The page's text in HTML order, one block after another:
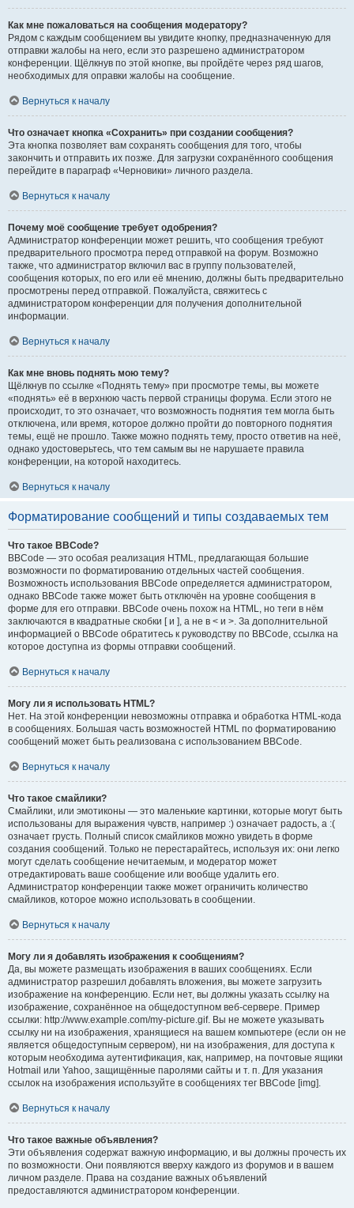
Как мне пожаловаться на сообщения модератору?
Рядом с каждым сообщением вы увидите кнопку, предназначенную для
отправки жалобы на него, если это разрешено администратором
конференции. Щёлкнув по этой кнопке, вы пройдёте через ряд шагов,
необходимых для оправки жалобы на сообщение.
Вернуться к началу
Что означает кнопка «Сохранить» при создании сообщения?
Эта кнопка позволяет вам сохранять сообщения для того, чтобы
закончить и отправить их позже. Для загрузки сохранённого сообщения
перейдите в параграф «Черновики» личного раздела.
Вернуться к началу
Почему моё сообщение требует одобрения?
Администратор конференции может решить, что сообщения требуют
предварительного просмотра перед отправкой на форум. Возможно
также, что администратор включил вас в группу пользователей,
сообщения которых, по его или её мнению, должны быть предварительно
просмотрены перед отправкой. Пожалуйста, свяжитесь с
администратором конференции для получения дополнительной
информации.
Вернуться к началу
Как мне вновь поднять мою тему?
Щёлкнув по ссылке «Поднять тему» при просмотре темы, вы можете
«поднять» её в верхнюю часть первой страницы форума. Если этого не
происходит, то это означает, что возможность поднятия тем могла быть
отключена, или время, которое должно пройти до повторного поднятия
темы, ещё не прошло. Также можно поднять тему, просто ответив на неё,
однако удостоверьтесь, что тем самым вы не нарушаете правила
конференции, на которой находитесь.
Вернуться к началу
Форматирование сообщений и типы создаваемых тем
Что такое BBCode?
BBCode — это особая реализация HTML, предлагающая большие
возможности по форматированию отдельных частей сообщения.
Возможность использования BBCode определяется администратором,
однако BBCode также может быть отключён на уровне сообщения в
форме для его отправки. BBCode очень похож на HTML, но теги в нём
заключаются в квадратные скобки [ и ], а не в < и >. За дополнительной
информацией о BBCode обратитесь к руководству по BBCode, ссылка на
которое доступна из формы отправки сообщений.
Вернуться к началу
Могу ли я использовать HTML?
Нет. На этой конференции невозможны отправка и обработка HTML-кода
в сообщениях. Большая часть возможностей HTML по форматированию
сообщений может быть реализована с использованием BBCode.
Вернуться к началу
Что такое смайлики?
Смайлики, или эмотиконы — это маленькие картинки, которые могут быть
использованы для выражения чувств, например :) означает радость, а :(
означает грусть. Полный список смайликов можно увидеть в форме
создания сообщений. Только не перестарайтесь, используя их: они легко
могут сделать сообщение нечитаемым, и модератор может
отредактировать ваше сообщение или вообще удалить его.
Администратор конференции также может ограничить количество
смайликов, которое можно использовать в сообщении.
Вернуться к началу
Могу ли я добавлять изображения к сообщениям?
Да, вы можете размещать изображения в ваших сообщениях. Если
администратор разрешил добавлять вложения, вы можете загрузить
изображение на конференцию. Если нет, вы должны указать ссылку на
изображение, сохранённое на общедоступном веб-сервере. Пример
ссылки: http://www.example.com/my-picture.gif. Вы не можете указывать
ссылку ни на изображения, хранящиеся на вашем компьютере (если он не
является общедоступным сервером), ни на изображения, для доступа к
которым необходима аутентификация, как, например, на почтовые ящики
Hotmail или Yahoo, защищённые паролями сайты и т. п. Для указания
ссылок на изображения используйте в сообщениях тег BBCode [img].
Вернуться к началу
Что такое важные объявления?
Эти объявления содержат важную информацию, и вы должны прочесть их
по возможности. Они появляются вверху каждого из форумов и в вашем
личном разделе. Права на создание важных объявлений
предоставляются администратором конференции.